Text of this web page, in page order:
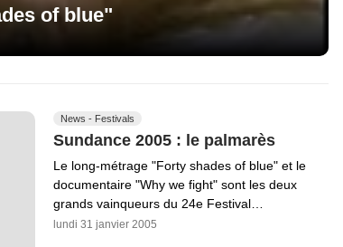
of blue"
News - Festivals
Sundance 2005 : le palmarès
Le long-métrage "Forty shades of blue" et le
documentaire "Why we fight" sont les deux
grands vainqueurs du 24e Festival…
lundi 31 janvier 2005